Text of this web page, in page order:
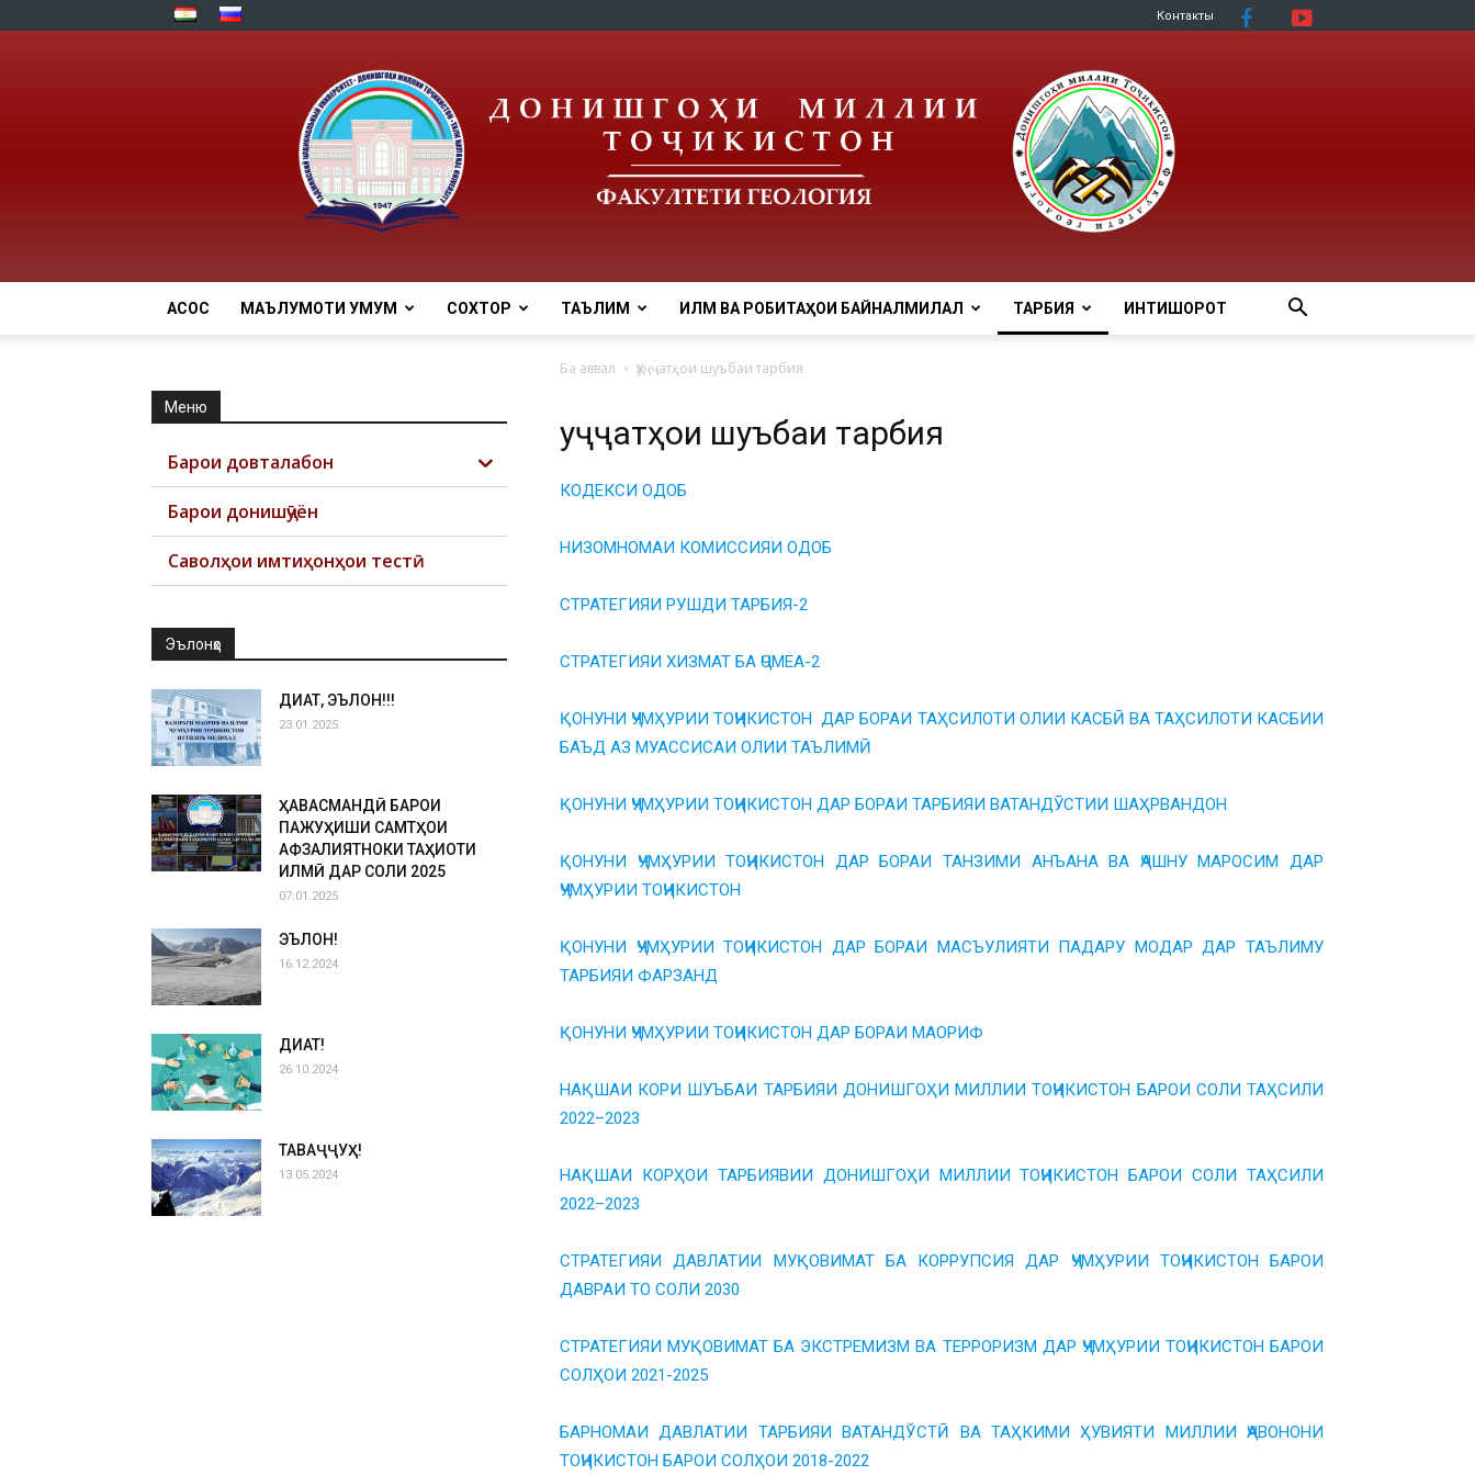
Контакты
АСОСӢ МАЪЛУМОТИ УМУМӢ СОХТОР ТАЪЛИМ ИЛМ ВА РОБИТАҲОИ БАЙНАЛМИЛАЛӢ ТАРБИЯ ИНТИШОРОТ
Ба аввал Ҳуҷҷатҳои шуъбаи тарбия
Ҳуҷҷатҳои шуъбаи тарбия
КОДЕКСИ ОДОБ
НИЗОМНОМАИ КОМИССИЯИ ОДОБ
СТРАТЕГИЯИ РУШДИ ТАРБИЯ-2
СТРАТЕГИЯИ ХИЗМАТ БА ҶОМЕА-2
ҚОНУНИ ҶУМҲУРИИ ТОҶИКИСТОН ДАР БОРАИ ТАҲСИЛОТИ ОЛИИ КАСБӢ ВА ТАҲСИЛОТИ КАСБИИ
БАЪД АЗ МУАССИСАИ ОЛИИ ТАЪЛИМӢ
ҚОНУНИ ҶУМҲУРИИ ТОҶИКИСТОН ДАР БОРАИ ТАРБИЯИ ВАТАНДӮСТИИ ШАҲРВАНДОН
ҚОНУНИ ҶУМҲУРИИ ТОҶИКИСТОН ДАР БОРАИ ТАНЗИМИ АНЪАНА ВА ҶАШНУ МАРОСИМ ДАР
ҶУМҲУРИИ ТОҶИКИСТОН
ҚОНУНИ ҶУМҲУРИИ ТОҶИКИСТОН ДАР БОРАИ МАСЪУЛИЯТИ ПАДАРУ МОДАР ДАР ТАЪЛИМУ
ТАРБИЯИ ФАРЗАНД
ҚОНУНИ ҶУМҲУРИИ ТОҶИКИСТОН ДАР БОРАИ МАОРИФ
НАҚШАИ КОРИ ШУЪБАИ ТАРБИЯИ ДОНИШГОҲИ МИЛЛИИ ТОҶИКИСТОН БАРОИ СОЛИ ТАҲСИЛИ
2022–2023
НАҚШАИ КОРҲОИ ТАРБИЯВИИ ДОНИШГОҲИ МИЛЛИИ ТОҶИКИСТОН БАРОИ СОЛИ ТАҲСИЛИ
2022–2023
СТРАТЕГИЯИ ДАВЛАТИИ МУҚОВИМАТ БА КОРРУПСИЯ ДАР ҶУМҲУРИИ ТОҶИКИСТОН БАРОИ
ДАВРАИ ТО СОЛИ 2030
СТРАТЕГИЯИ МУҚОВИМАТ БА ЭКСТРЕМИЗМ ВА ТЕРРОРИЗМ ДАР ҶУМҲУРИИ ТОҶИКИСТОН БАРОИ
СОЛҲОИ 2021-2025
БАРНОМАИ ДАВЛАТИИ ТАРБИЯИ ВАТАНДЎСТӢ ВА ТАҲКИМИ ҲУВИЯТИ МИЛЛИИ ҶАВОНОНИ
ТОҶИКИСТОН БАРОИ СОЛҲОИ 2018-2022
Меню
Барои довталабон
Барои донишҷӯён
Саволҳои имтиҳонҳои тестӣ
Эълонҳо
ДИҚҚАТ, ЭЪЛОН!!!
23.01.2025
ҲАВАСМАНДӢ БАРОИ
ПАЖУҲИШИ САМТҲОИ
АФЗАЛИЯТНОКИ ТАҲҚИҚОТИ
ИЛМӢ ДАР СОЛИ 2025
07.01.2025
ЭЪЛОН!
16.12.2024
ДИҚҚАТ!
26.10.2024
ТАВАҶҶУҲ!
13.05.2024